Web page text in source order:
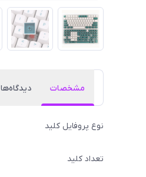
مشخصات دیدگاه‌ها
نوع پروفایل کلید
تعداد کلید